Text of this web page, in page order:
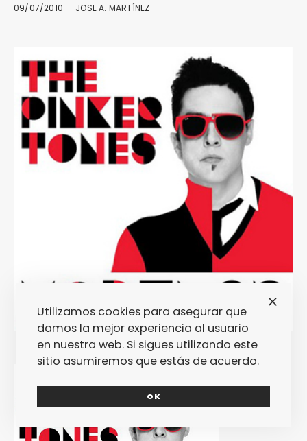
09/07/2010 JOSE A. MARTÍNEZ
Utilizamos cookies para asegurar que
damos la mejor experiencia al usuario
en nuestra web. Si sigues utilizando este
sitio asumiremos que estás de acuerdo.
OK